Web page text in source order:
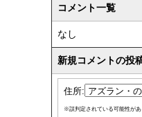
コメント一覧
なし
新規コメントの投
住所:
※誤判定されている可能性が